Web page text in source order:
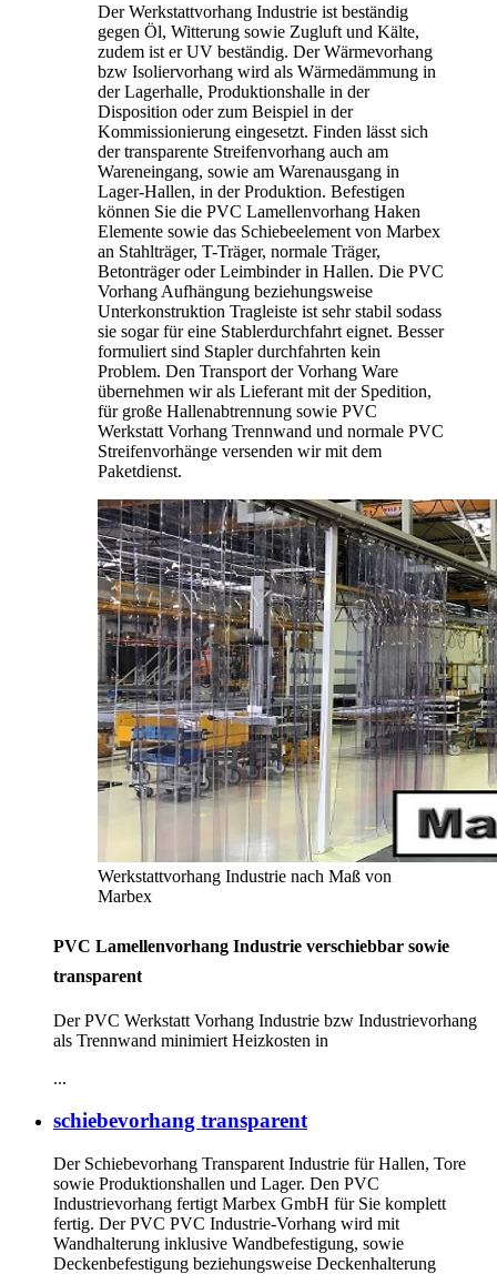
Der Werkstattvorhang Industrie ist beständig
gegen Öl, Witterung sowie Zugluft und Kälte,
zudem ist er UV beständig. Der Wärmevorhang
bzw Isoliervorhang wird als Wärmedämmung in
der Lagerhalle, Produktionshalle in der
Disposition oder zum Beispiel in der
Kommissionierung eingesetzt. Finden lässt sich
der transparente Streifenvorhang auch am
Wareneingang, sowie am Warenausgang in
Lager-Hallen, in der Produktion. Befestigen
können Sie die PVC Lamellenvorhang Haken
Elemente sowie das Schiebeelement von Marbex
an Stahlträger, T-Träger, normale Träger,
Betonträger oder Leimbinder in Hallen. Die PVC
Vorhang Aufhängung beziehungsweise
Unterkonstruktion Tragleiste ist sehr stabil sodass
sie sogar für eine Stablerdurchfahrt eignet. Besser
formuliert sind Stapler durchfahrten kein
Problem. Den Transport der Vorhang Ware
übernehmen wir als Lieferant mit der Spedition,
für große Hallenabtrennung sowie PVC
Werkstatt Vorhang Trennwand und normale PVC
Streifenvorhänge versenden wir mit dem
Paketdienst.
Werkstattvorhang Industrie nach Maß von
Marbex
PVC Lamellenvorhang Industrie verschiebbar sowie
transparent
Der PVC Werkstatt Vorhang Industrie bzw Industrievorhang
als Trennwand minimiert Heizkosten in
...
schiebevorhang transparent
Der Schiebevorhang Transparent Industrie für Hallen, Tore
sowie Produktionshallen und Lager. Den PVC
Industrievorhang fertigt Marbex GmbH für Sie komplett
fertig. Der PVC PVC Industrie-Vorhang wird mit
Wandhalterung inklusive Wandbefestigung, sowie
Deckenbefestigung beziehungsweise Deckenhalterung